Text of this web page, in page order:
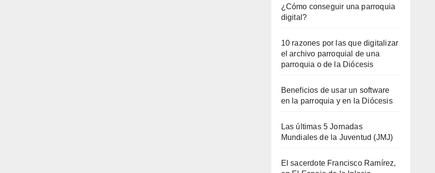
¿Cómo conseguir una parroquia
digital?
10 razones por las que digitalizar
el archivo parroquial de una
parroquia o de la Diócesis
Beneficios de usar un software
en la parroquia y en la Diócesis
Las últimas 5 Jornadas
Mundiales de la Juventud (JMJ)
El sacerdote Francisco Ramírez,